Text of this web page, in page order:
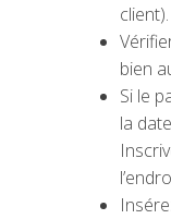
client).
bien
Si le
la